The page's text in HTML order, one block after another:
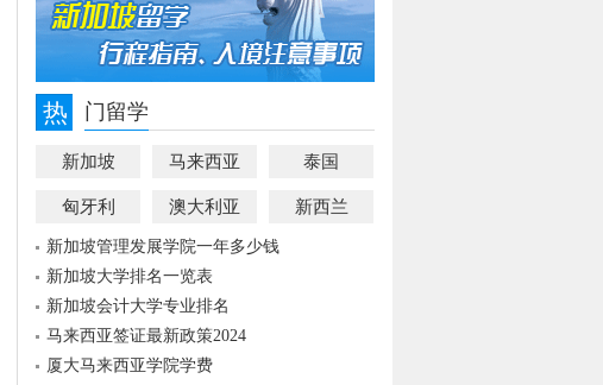
热 门留学
新加坡 马来西亚 泰国
匈牙利 澳大利亚 新西兰
新加坡管理发展学院一年多少钱
新加坡大学排名一览表
新加坡会计大学专业排名
马来西亚签证最新政策2024
厦大马来西亚学院学费